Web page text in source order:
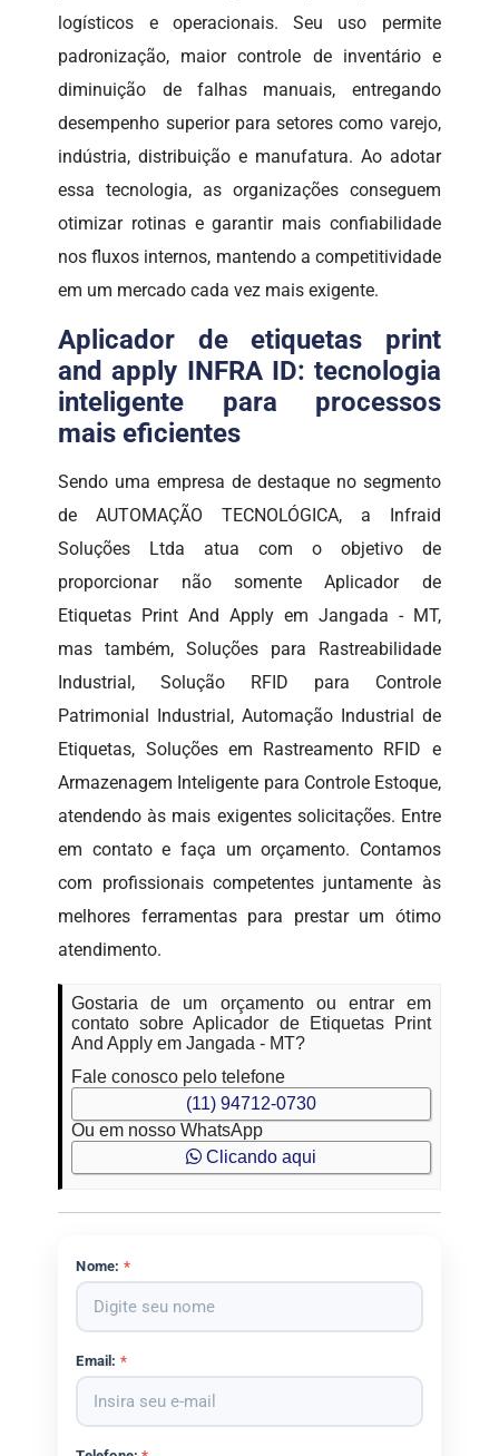
logísticos e operacionais. Seu uso permite
padronização, maior controle de inventário e
diminuição de falhas manuais, entregando
desempenho superior para setores como varejo,
indústria, distribuição e manufatura. Ao adotar
essa tecnologia, as organizações conseguem
otimizar rotinas e garantir mais confiabilidade
nos fluxos internos, mantendo a competitividade
em um mercado cada vez mais exigente.
Aplicador de etiquetas print
and apply INFRA ID: tecnologia
inteligente para processos
mais eficientes
Sendo uma empresa de destaque no segmento
de AUTOMAÇÃO TECNOLÓGICA, a Infraid
Soluções Ltda atua com o objetivo de
proporcionar não somente Aplicador de
Etiquetas Print And Apply em Jangada - MT,
mas também, Soluções para Rastreabilidade
Industrial, Solução RFID para Controle
Patrimonial Industrial, Automação Industrial de
Etiquetas, Soluções em Rastreamento RFID e
Armazenagem Inteligente para Controle Estoque,
atendendo às mais exigentes solicitações. Entre
em contato e faça um orçamento. Contamos
com profissionais competentes juntamente às
melhores ferramentas para prestar um ótimo
atendimento.
Gostaria de um orçamento ou entrar em
contato sobre Aplicador de Etiquetas Print
And Apply em Jangada - MT?
Fale conosco pelo telefone
(11) 94712-0730
Ou em nosso WhatsApp
Clicando aqui
Nome: *
Email: *